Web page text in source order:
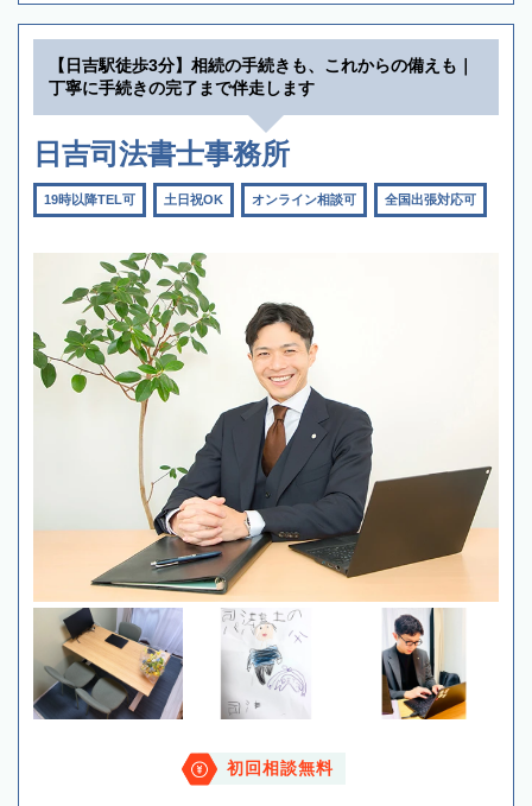
【日吉駅徒歩3分】相続の手続きも、これからの備えも｜
丁寧に手続きの完了まで伴走します
日吉司法書士事務所
19時以降TEL可 土日祝OK オンライン相談可 全国出張対応可
初回相談無料